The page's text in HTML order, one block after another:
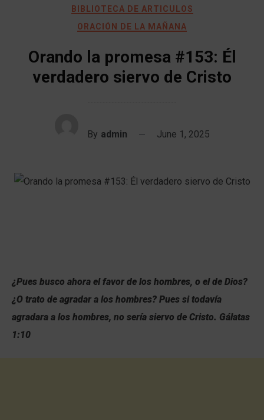
BIBLIOTECA DE ARTICULOS
ORACIÓN DE LA MAÑANA
Orando la promesa #153: Él
verdadero siervo de Cristo
By admin June 1, 2025
¿Pues busco ahora el favor de los hombres, o el de Dios?
¿O trato de agradar a los hombres? Pues si todavía
agradara a los hombres, no sería siervo de Cristo. Gálatas
1:10